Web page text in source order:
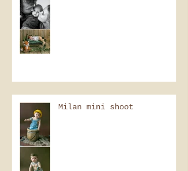
Milan mini shoot